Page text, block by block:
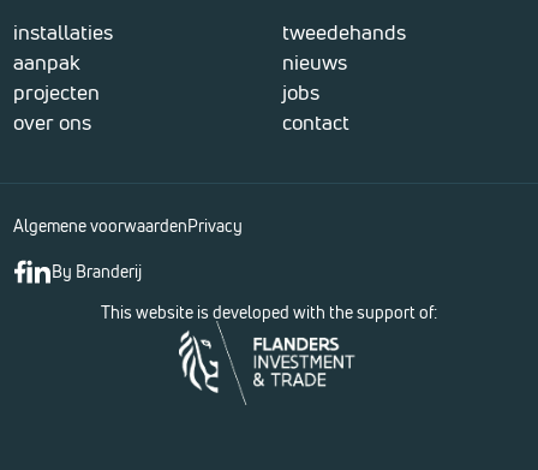
installaties
aanpak
projecten
over ons
tweedehands
nieuws
jobs
contact
Algemene voorwaardenPrivacy
By Branderij
This website is developed with the support of: